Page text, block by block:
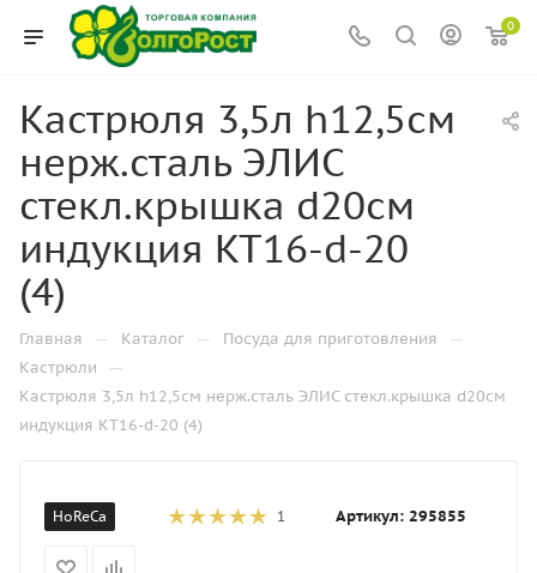
0
Кастрюля 3,5л h12,5см
нерж.сталь ЭЛИС
стекл.крышка d20см
индукция KT16-d-20
(4)
Главная — Каталог — Посуда для приготовления —
Кастрюли —
Кастрюля 3,5л h12,5см нерж.сталь ЭЛИС стекл.крышка d20см
индукция KT16-d-20 (4)
HoReCa 1 Артикул: 295855